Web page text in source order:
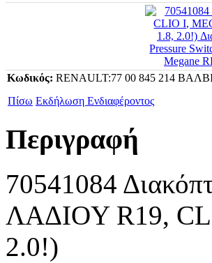
Κωδικός: RENAULT:77 00 845 214
Πίσω Εκδήλωση Ενδιαφέροντος
Περιγραφή
70541084
ΛΑΔIOY R19,
2.0!)